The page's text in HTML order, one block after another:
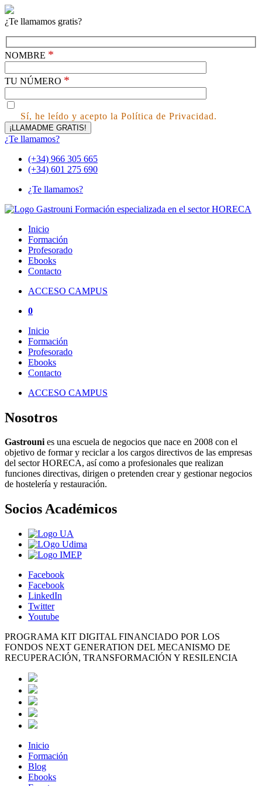
¿Te llamamos gratis?
NOMBRE *
TU NÚMERO *
Sí, he leído y acepto la Política de Privacidad.
¿Te llamamos?
(+34) 966 305 665
(+34) 601 275 690
¿Te llamamos?
Inicio
Formación
Profesorado
Ebooks
Contacto
ACCESO CAMPUS
0
Inicio
Formación
Profesorado
Ebooks
Contacto
ACCESO CAMPUS
Nosotros
Gastrounies una escuela de negocios que nace en 2008 con el
objetivo de formar y reciclar a los cargos directivos de las empresas
del sector HORECA, así como a profesionales que realizan
funciones directivas, dirigen o pretenden crear y gestionar negocios
de hostelería y restauración.
Socios Académicos
Facebook
Facebook
LinkedIn
Twitter
Youtube
PROGRAMA KIT DIGITAL FINANCIADO POR LOS
FONDOS NEXT GENERATION DEL MECANISMO DE
RECUPERACIÓN, TRANSFORMACIÓN Y RESILENCIA
Inicio
Formación
Blog
Ebooks